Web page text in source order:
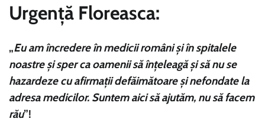
Urgență Floreasca:
„Eu am încredere în medicii români și în spitalele
noastre și sper ca oamenii să înțeleagă și să nu se
hazardeze cu afirmații defăimătoare și nefondate la
adresa medicilor. Suntem aici să ajutăm, nu să facem
rău”!